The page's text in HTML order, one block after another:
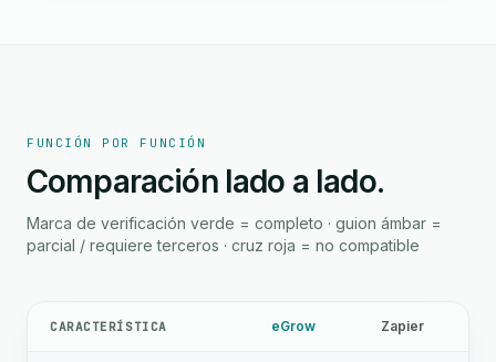
FUNCIÓN POR FUNCIÓN
Comparación lado a lado.
Marca de verificación verde = completo · guion ámbar =
parcial / requiere terceros · cruz roja = no compatible
CARACTERÍSTICA eGrow Zapier